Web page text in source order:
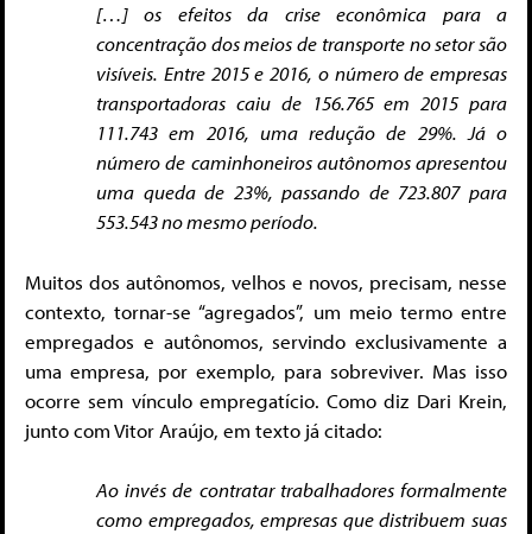
[…] os efeitos da crise econômica para a
concentração dos meios de transporte no setor são
visíveis. Entre 2015 e 2016, o número de empresas
transportadoras caiu de 156.765 em 2015 para
111.743 em 2016, uma redução de 29%. Já o
número de caminhoneiros autônomos apresentou
uma queda de 23%, passando de 723.807 para
553.543 no mesmo período.
Muitos dos autônomos, velhos e novos, precisam, nesse
contexto, tornar-se “agregados”, um meio termo entre
empregados e autônomos, servindo exclusivamente a
uma empresa, por exemplo, para sobreviver. Mas isso
ocorre sem vínculo empregatício. Como diz Dari Krein,
junto com Vitor Araújo, em texto já citado:
Ao invés de contratar trabalhadores formalmente
como empregados, empresas que distribuem suas